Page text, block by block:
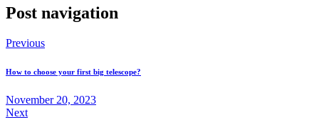
Post navigation
Previous
How to choose your first big telescope?
November 20, 2023
Next